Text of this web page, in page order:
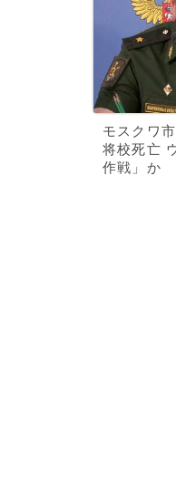
モスクワ
将校死亡
作戦」か